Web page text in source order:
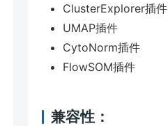
ClusterExplorer插件
UMAP插件
CytoNorm插件
FlowSOM插件
兼容性：